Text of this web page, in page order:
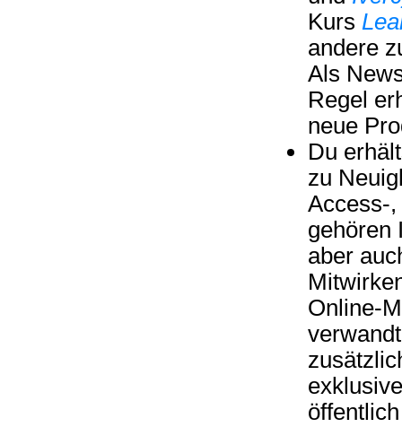
Kurs
andere
Als
Regel
neue
Du
zu
Access-
gehören
aber
Online-